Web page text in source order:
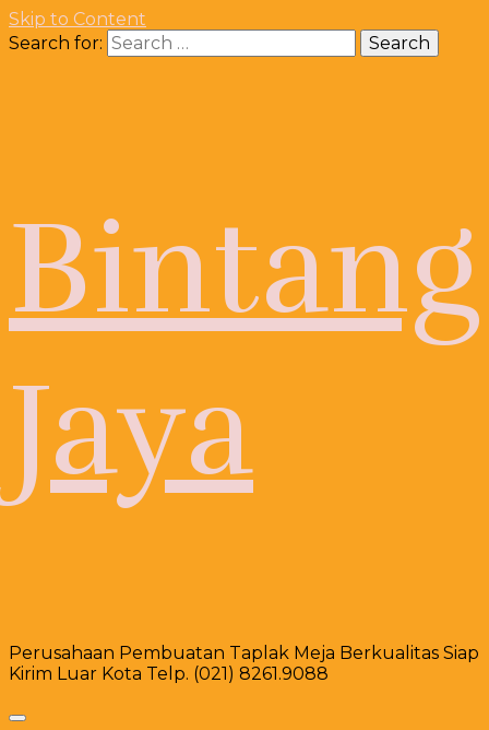
Skip to Content
Search for:
Bintang
Jaya
Perusahaan Pembuatan Taplak Meja Berkualitas Siap
Kirim Luar Kota Telp. (021) 8261.9088